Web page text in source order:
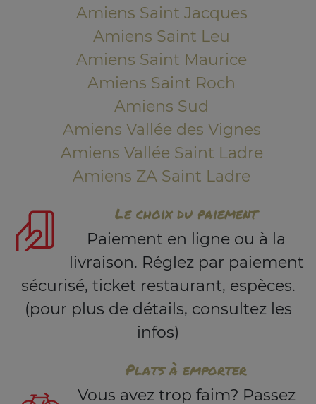
Amiens Saint Jacques
Amiens Saint Leu
Amiens Saint Maurice
Amiens Saint Roch
Amiens Sud
Amiens Vallée des Vignes
Amiens Vallée Saint Ladre
Amiens ZA Saint Ladre
Le choix du paiement
Paiement en ligne ou à la
livraison. Réglez par paiement
sécurisé, ticket restaurant, espèces.
(pour plus de détails, consultez les
infos)
Plats à emporter
Vous avez trop faim? Passez